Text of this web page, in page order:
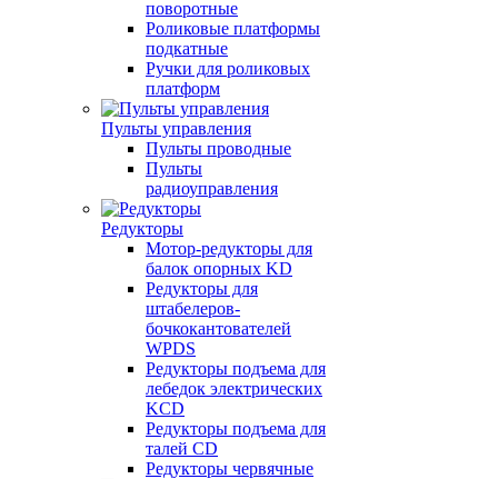
поворотные
Роликовые платформы
подкатные
Ручки для роликовых
платформ
Пульты управления
Пульты проводные
Пульты
радиоуправления
Редукторы
Мотор-редукторы для
балок опорных KD
Редукторы для
штабелеров-
бочкокантователей
WPDS
Редукторы подъема для
лебедок электрических
KCD
Редукторы подъема для
талей CD
Редукторы червячные